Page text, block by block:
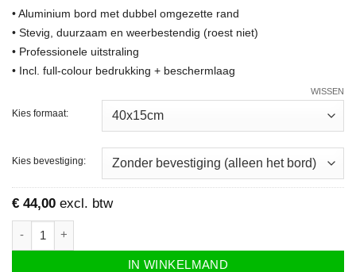
• Aluminium bord met dubbel omgezette rand
• Stevig, duurzaam en weerbestendig (roest niet)
• Professionele uitstraling
• Incl. full-colour bedrukking + beschermlaag
Kies formaat:
Kies bevestiging:
WISSEN
€ 44,00 excl. btw
IN WINKELMAND